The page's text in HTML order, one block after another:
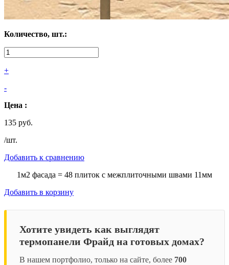
Количество, шт.:
+
-
Цена :
135 руб.
/шт.
Добавить к сравнению
1м2 фасада = 48 плиток с межплиточными швами 11мм
Добавить в корзину
Хотите увидеть как выглядят
термопанели Фрайд на готовых домах?
В нашем портфолио, только на сайте, более 700